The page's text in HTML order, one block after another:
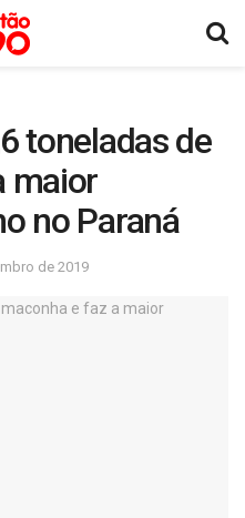
toneladas de
maior
no Paraná
de 2019